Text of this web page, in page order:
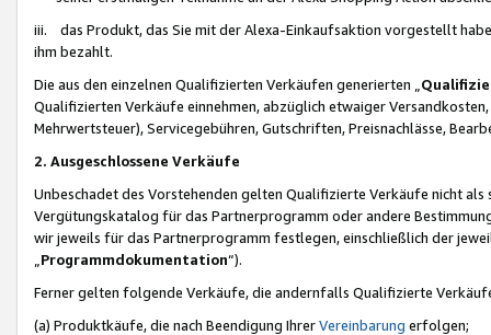
iii. das Produkt, das Sie mit der Alexa-Einkaufsaktion vorgestellt
ihm bezahlt.
Die aus den einzelnen Qualifizierten Verkäufen generierten „
Qualifizierten Verkäufe einnehmen, abzüglich etwaiger
Mehrwertsteuer), Servicegebühren, Gutschriften, Preisnachlässe,
2. Ausgeschlossene Verkäufe
Unbeschadet des Vorstehenden gelten Qualifizierte Verkäufe nicht
Vergütungskatalog für das Partnerprogramm oder andere
wir jeweils für das Partnerprogramm festlegen, einschließlich der
Programmdokumentation“).
Ferner gelten folgende Verkäufe, die andernfalls Qualifizierte
(a) Produktkäufe, die nach Beendigung IhrerVereinbarung erfolgen;